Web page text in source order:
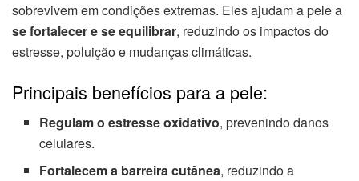
sobrevivem em condições extremas. Eles ajudam a pele a
se fortalecer e se equilibrar, reduzindo os impactos do
estresse, poluição e mudanças climáticas.
Principais benefícios para a pele:
Regulam o estresse oxidativo, prevenindo danos
celulares.
Fortalecem a barreira cutânea, reduzindo a